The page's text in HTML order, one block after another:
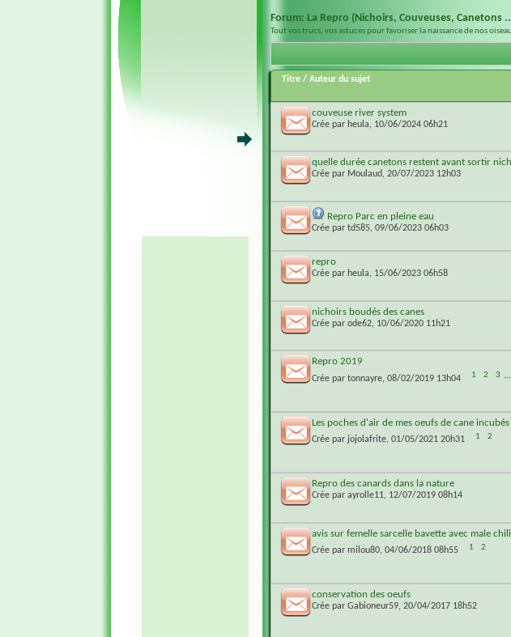
Forum: La Repro (Nichoirs, Couveuses, Canetons
Tout vos trucs, vos astuces pour favoriser la naissance de nos
Titre / Auteur du sujet
couveuse river system
Crée par heula, 10/06/2024 06h21
quelle durée canetons restent avant sortir
Crée par Moulaud, 20/07/2023 12h03
Repro Parc en pleine eau
Crée par td585, 09/06/2023 06h03
repro
Crée par heula, 15/06/2023 06h58
nichoirs boudés des canes
Crée par ode62, 10/06/2020 11h21
Repro 2019
Crée par tonnayre, 08/02/2019 13h04 1 2 3 ...
Les poches d'air de mes oeufs de cane
Crée par jojolafrite, 01/05/2021 20h31 1 2
Repro des canards dans la nature
Crée par ayrolle11, 12/07/2019 08h14
avis sur femelle sarcelle bavette avec male chili
Crée par milou80, 04/06/2018 08h55 1 2
conservation des oeufs
Crée par Gabioneur59, 20/04/2017 18h52